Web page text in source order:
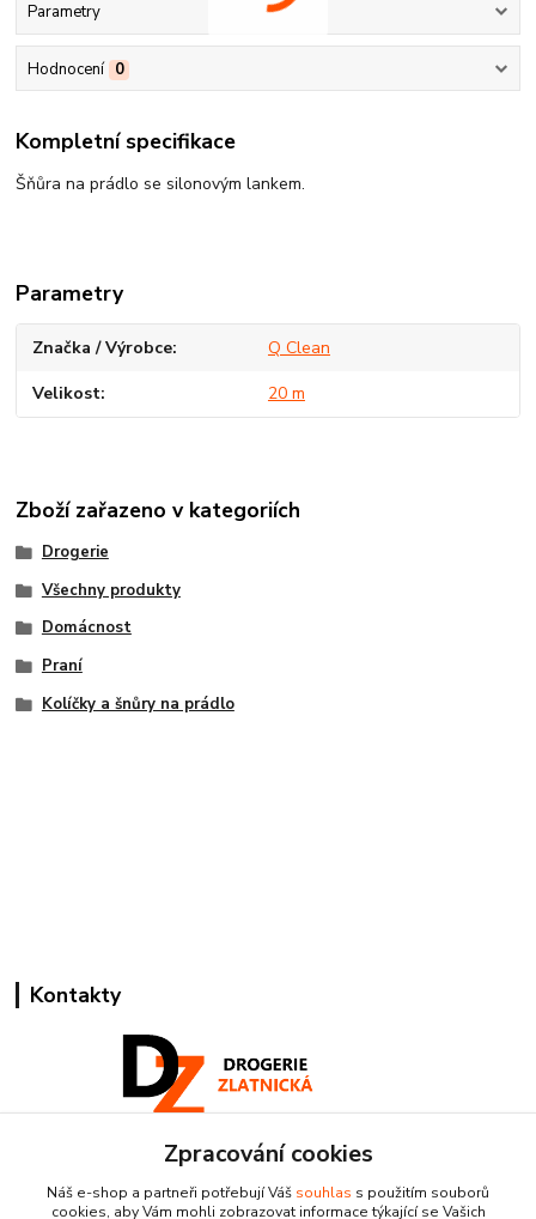
Parametry
Hodnocení 0
Kompletní specifikace
Šňůra na prádlo se silonovým lankem.
Parametry
Značka / Výrobce Q Clean
Velikost 20 m
Zboží zařazeno v kategoriích
Drogerie
Všechny produkty
Domácnost
Praní
Kolíčky a šnůry na prádlo
Kontakty
Pracovní doba:
+420 224 818 812
Po-Pá: 8:00-18:00 hod.
Zpracování cookies
Náš e-shop a partneři potřebují Váš souhlas s použitím souborů
cookies, aby Vám mohli zobrazovat informace týkající se Vašich